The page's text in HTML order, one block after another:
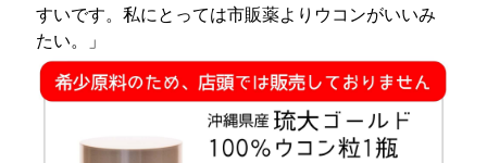
すいです。私にとっては市販薬よりウコンがいいみ
たい。」